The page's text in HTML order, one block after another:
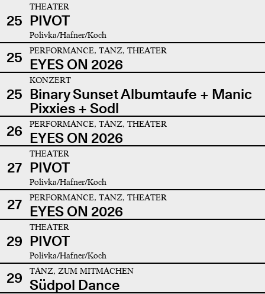
25
THEATER
PIVOT
Polivka/Hafner/Koch
25 PERFORMANCE, TANZ, THEATER
EYES ON 2026
25
KONZERT
Binary Sunset Albumtaufe + Manic
Pixxies + Sodl
26
PERFORMANCE, TANZ, THEATER
EYES ON 2026
27
THEATER
PIVOT
Polivka/Hafner/Koch
27 PERFORMANCE, TANZ, THEATER
EYES ON 2026
29
THEATER
PIVOT
Polivka/Hafner/Koch
29 TANZ, ZUM MITMACHEN
Südpol Dance